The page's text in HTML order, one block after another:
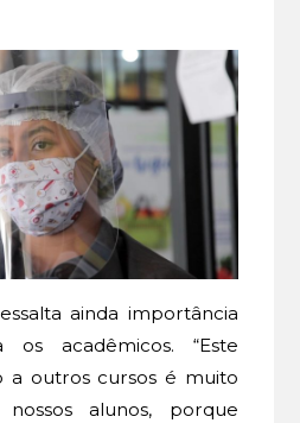
ainda importância
acadêmicos. “Este
a outros cursos é muito
alunos, porque